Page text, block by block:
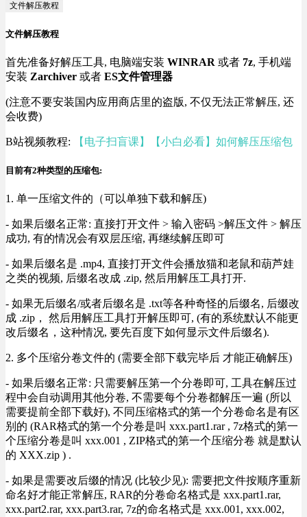
文件解压教程
文件解压教程
首先准备好解压工具, 电脑端安装 WINRAR 或者 7z, 手机端
安装 Zarchiver 或者 ES文件管理器
(注意不要安装国内应用商店里的盗版, 不仅无法正常解压, 还
会收费)
B站视频教程: 【电子扫盲课】【小白必看】如何解压压缩包
目前有2种类型的压缩包:
1. 单一压缩文件的（可以单独下载和解压)
- 如果后缀名正常: 直接打开文件 > 输入密码 >解压文件 > 解压
成功, 有的情况会有双层压缩, 再继续解压即可
- 如果后缀名是 .mp4, 直接打开文件会播放猫和老鼠和葫芦娃
之类的视频, 后缀名改成 .zip, 然后用解压工具打开.
- 如果无后缀名/或者后缀名是 .txt等各种奇怪的后缀名, 后缀改
成 .zip， 然后用解压工具打开解压即可, (有的系统默认不能更
改后缀名，这种情况, 要先百度下如何显示文件后缀名).
2. 多个压缩分卷文件的 (需要全部下载完毕后 才能正确解压)
- 如果后缀名正常: 只需要解压第一个分卷即可, 工具在解压过
程中会自动调用其他分卷, 不需要每个分卷都解压一遍 (所以
需要提前全部下载好), 不同压缩格式的第一个分卷命名是有区
别的 (RAR格式的第一个分卷是叫 xxx.part1.rar , 7z格式的第一
个压缩分卷是叫 xxx.001 , ZIP格式的第一个压缩分卷 就是默认
的 XXX.zip ) .
- 如果是需要改后缀的情况 (比较少见): 需要把文件按顺序重新
命名好才能正常解压, RAR的分卷命名格式是 xxx.part1.rar,
xxx.part2.rar, xxx.part3.rar, 7z的命名格式是 xxx.001, xxx.002,